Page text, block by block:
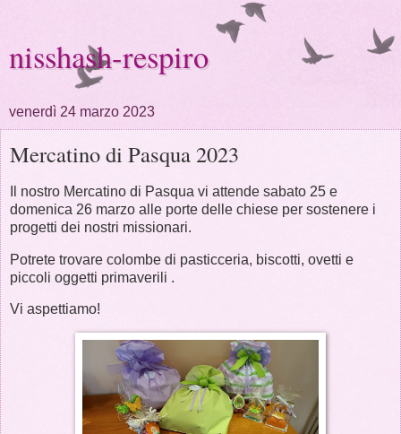
nisshash-respiro
venerdì 24 marzo 2023
Mercatino di Pasqua 2023
Il nostro Mercatino di Pasqua vi attende sabato 25 e
domenica 26 marzo alle porte delle chiese per sostenere i
progetti dei nostri missionari.
Potrete trovare colombe di pasticceria, biscotti, ovetti e
piccoli oggetti primaverili .
Vi aspettiamo!